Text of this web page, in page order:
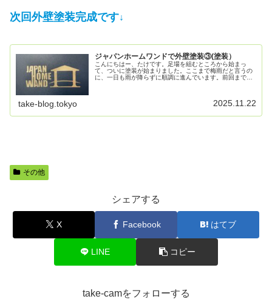
次回外壁塗装完成です↓
ジャパンホームワンドで外壁塗装③(塗装）
こんにちはー、たけです。足場を組むところから始まっ
て、ついに塗装が始まりました。ここまで梅雨だと言うの
に、一日も雨が降らずに順調に進んでいます。前回までの
take-blog.tokyo 2025.11.22
その他
シェアする
X Facebook はてブ
LINE コピー
take-camをフォローする